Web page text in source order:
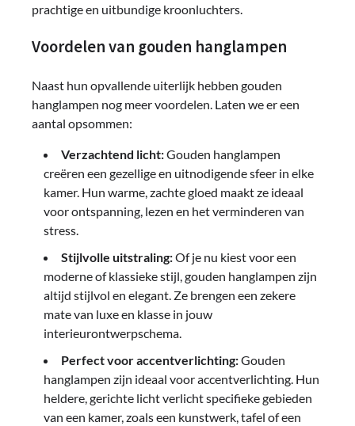
prachtige en uitbundige kroonluchters.
Voordelen van gouden hanglampen
Naast hun opvallende uiterlijk hebben gouden
hanglampen nog meer voordelen. Laten we er een
aantal opsommen:
Verzachtend licht:Gouden hanglampen
creëren een gezellige en uitnodigende sfeer in elke
kamer. Hun warme, zachte gloed maakt ze ideaal
voor ontspanning, lezen en het verminderen van
stress.
Stijlvolle uitstraling:Of je nu kiest voor een
moderne of klassieke stijl, gouden hanglampen zijn
altijd stijlvol en elegant. Ze brengen een zekere
mate van luxe en klasse in jouw
interieurontwerpschema.
Perfect voor accentverlichting:Gouden
hanglampen zijn ideaal voor accentverlichting. Hun
heldere, gerichte licht verlicht specifieke gebieden
van een kamer, zoals een kunstwerk, tafel of een